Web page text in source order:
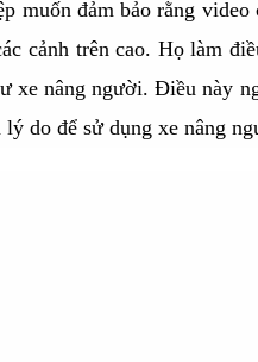
muốn đảm bảo rằng
cảnh trên cao. Họ làm
xe nâng người.Điều này
lý do để sử dụng xe nâng